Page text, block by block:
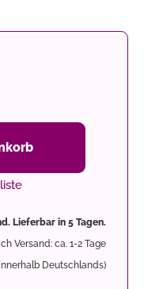
Lieferbar in 5 Tagen.
Versand: ca. 1-2 Tage
Deutschlands)